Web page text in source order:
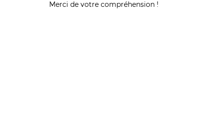
Merci de votre compréhension !